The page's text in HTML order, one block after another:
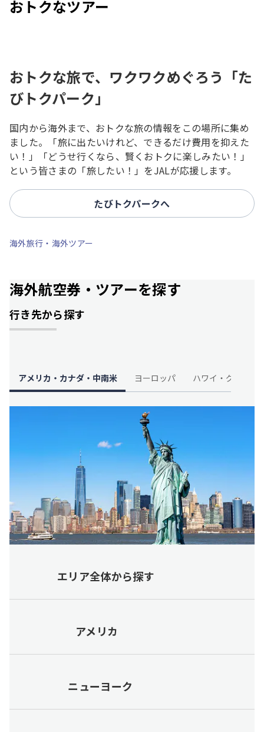
おトクなツアー
おトクな旅で、ワクワクめぐろう「た
びトクパーク」
国内から海外まで、おトクな旅の情報をこの場所に集め
ました。「旅に出たいけれど、できるだけ費用を抑えた
い！」「どうせ行くなら、賢くおトクに楽しみたい！」
という皆さまの「旅したい！」をJALが応援します。
たびトクパークへ
海外旅行・海外ツアー
海外航空券・ツアーを探す
行き先から探す
アメリカ・カナダ・中南米 ヨーロッパ ハワイ・グアム
エリア全体から探す
アメリカ
ニューヨーク